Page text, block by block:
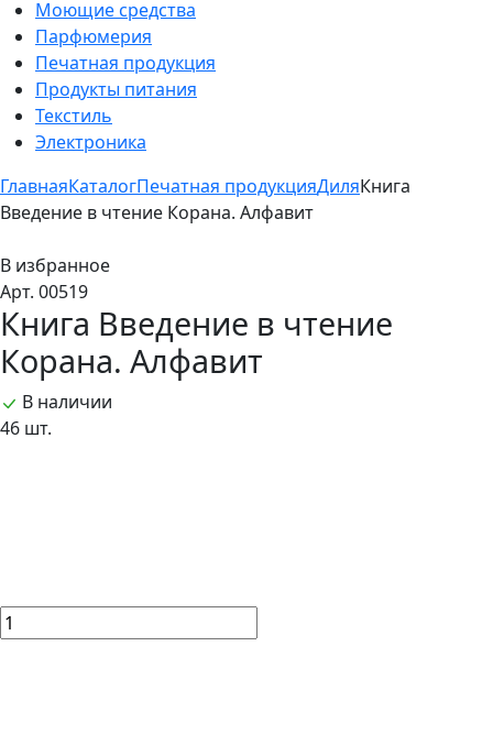
Моющие средства
Парфюмерия
Печатная продукция
Продукты питания
Текстиль
Электроника
ГлавнаяКаталогПечатная продукцияДиляКнига
Введение в чтение Корана. Алфавит
В избранное
Арт. 00519
Книга Введение в чтение
Корана. Алфавит
В наличии
46 шт.